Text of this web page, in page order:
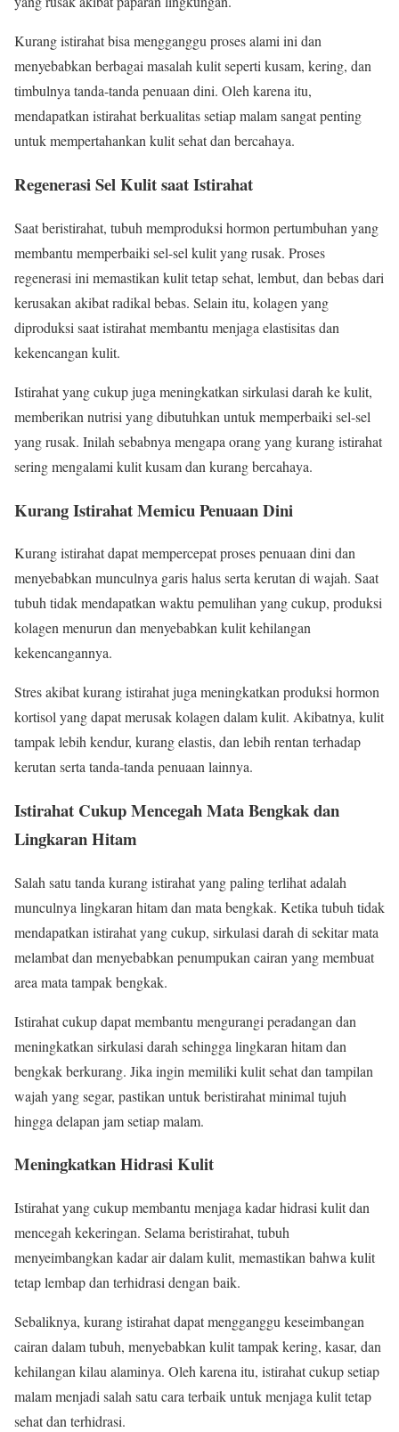
Kurang istirahat bisa mengganggu proses alami ini dan
menyebabkan berbagai masalah kulit seperti kusam, kering, dan
timbulnya tanda-tanda penuaan dini. Oleh karena itu,
mendapatkan istirahat berkualitas setiap malam sangat penting
untuk mempertahankan kulit sehat dan bercahaya.
Regenerasi Sel Kulit saat Istirahat
Saat beristirahat, tubuh memproduksi hormon pertumbuhan yang
membantu memperbaiki sel-sel kulit yang rusak. Proses
regenerasi ini memastikan kulit tetap sehat, lembut, dan bebas dari
kerusakan akibat radikal bebas. Selain itu, kolagen yang
diproduksi saat istirahat membantu menjaga elastisitas dan
kekencangan kulit.
Istirahat yang cukup juga meningkatkan sirkulasi darah ke kulit,
memberikan nutrisi yang dibutuhkan untuk memperbaiki sel-sel
yang rusak. Inilah sebabnya mengapa orang yang kurang istirahat
sering mengalami kulit kusam dan kurang bercahaya.
Kurang Istirahat Memicu Penuaan Dini
Kurang istirahat dapat mempercepat proses penuaan dini dan
menyebabkan munculnya garis halus serta kerutan di wajah. Saat
tubuh tidak mendapatkan waktu pemulihan yang cukup, produksi
kolagen menurun dan menyebabkan kulit kehilangan
kekencangannya.
Stres akibat kurang istirahat juga meningkatkan produksi hormon
kortisol yang dapat merusak kolagen dalam kulit. Akibatnya, kulit
tampak lebih kendur, kurang elastis, dan lebih rentan terhadap
kerutan serta tanda-tanda penuaan lainnya.
Istirahat Cukup Mencegah Mata Bengkak dan
Lingkaran Hitam
Salah satu tanda kurang istirahat yang paling terlihat adalah
munculnya lingkaran hitam dan mata bengkak. Ketika tubuh tidak
mendapatkan istirahat yang cukup, sirkulasi darah di sekitar mata
melambat dan menyebabkan penumpukan cairan yang membuat
area mata tampak bengkak.
Istirahat cukup dapat membantu mengurangi peradangan dan
meningkatkan sirkulasi darah sehingga lingkaran hitam dan
bengkak berkurang. Jika ingin memiliki kulit sehat dan tampilan
wajah yang segar, pastikan untuk beristirahat minimal tujuh
hingga delapan jam setiap malam.
Meningkatkan Hidrasi Kulit
Istirahat yang cukup membantu menjaga kadar hidrasi kulit dan
mencegah kekeringan. Selama beristirahat, tubuh
menyeimbangkan kadar air dalam kulit, memastikan bahwa kulit
tetap lembap dan terhidrasi dengan baik.
Sebaliknya, kurang istirahat dapat mengganggu keseimbangan
cairan dalam tubuh, menyebabkan kulit tampak kering, kasar, dan
kehilangan kilau alaminya. Oleh karena itu, istirahat cukup setiap
malam menjadi salah satu cara terbaik untuk menjaga kulit tetap
sehat dan terhidrasi.